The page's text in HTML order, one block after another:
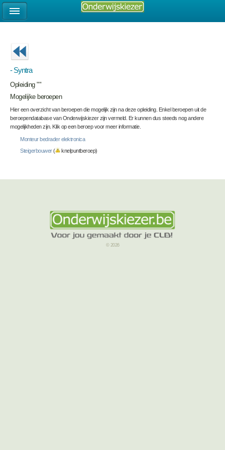
- Syntra
Opleiding ""
Mogelijke beroepen
Hier een overzicht van beroepen die mogelijk zijn na deze opleiding. Enkel beroepen uit de
beroependatabase van Onderwijskiezer zijn vermeld. Er kunnen dus steeds nog andere
mogelijkheden zijn. Klik op een beroep voor meer informatie.
Monteur bedrader elektronica
Steigerbouwer( knelpuntberoep)
© 2026